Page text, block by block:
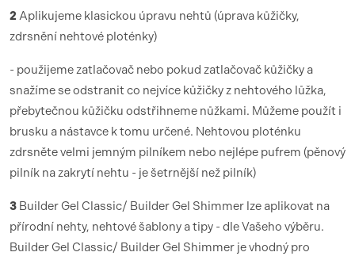
2 Aplikujeme klasickou úpravu nehtů (úprava kůžičky,
zdrsnění nehtové ploténky)
- použijeme zatlačovač nebo pokud zatlačovač kůžičky a
snažíme se odstranit co nejvíce kůžičky z nehtového lůžka,
přebytečnou kůžičku odstřihneme nůžkami. Můžeme použít i
brusku a nástavce k tomu určené. Nehtovou ploténku
zdrsněte velmi jemným pilníkem nebo nejlépe pufrem (pěnový
pilník na zakrytí nehtu - je šetrnější než pilník)
3 Builder Gel Classic/ Builder Gel Shimmer lze aplikovat na
přírodní nehty, nehtové šablony a tipy - dle Vašeho výběru.
Builder Gel Classic/ Builder Gel Shimmer je vhodný pro